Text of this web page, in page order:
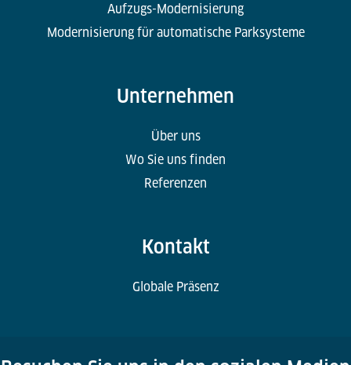
Aufzugs-Modernisierung
Modernisierung für automatische Parksysteme
Unternehmen
Über uns
Wo Sie uns finden
Referenzen
Kontakt
Globale Präsenz